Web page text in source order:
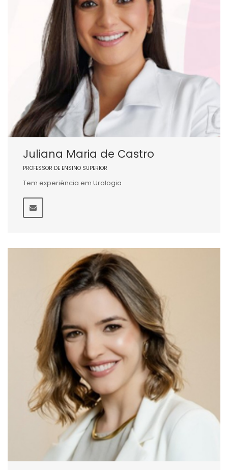
Juliana Maria de Castro
PROFESSOR DE ENSINO SUPERIOR
Tem experiência em Urologia